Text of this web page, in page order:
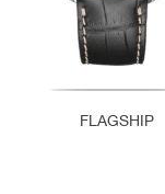
FLAGSHIP